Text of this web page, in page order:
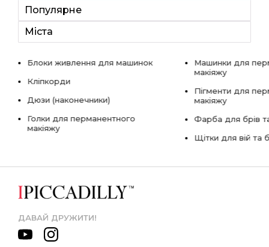
Популярне
Міста
Блоки живлення для машинок
Кліпкорди
Дюзи (наконечники)
Голки для перманентного
макіяжу
Машинки для
макіяжу
Пігменти для
макіяжу
Фарба для брів
Щітки для вій та
ДАВАЙ ДРУЖИТИ!